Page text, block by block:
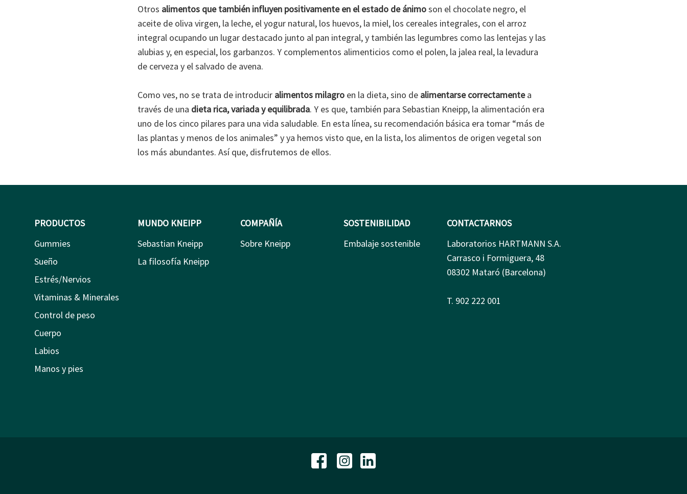
Otros alimentos que también influyen positivamente en el estado de ánimoson el chocolate negro, el
aceite de oliva virgen, la leche, el yogur natural, los huevos, la miel, los cereales integrales, con el arroz
integral ocupando un lugar destacado junto al pan integral, y también las legumbres como las lentejas y las
alubias y, en especial, los garbanzos. Y complementos alimenticios como el polen, la jalea real, la levadura
de cerveza y el salvado de avena.
Como ves, no se trata de introducir alimentos milagroen la dieta, sino de alimentarse correctamentea
través de una dieta rica, variada y equilibrada. Y es que, también para Sebastian Kneipp, la alimentación era
uno de los cinco pilares para una vida saludable. En esta línea, su recomendación básica era tomar “más de
las plantas y menos de los animales” y ya hemos visto que, en la lista, los alimentos de origen vegetal son
los más abundantes. Así que, disfrutemos de ellos.
PRODUCTOS
Gummies
Sueño
Estrés/Nervios
Vitaminas & Minerales
Control de peso
Cuerpo
Labios
Manos y pies
MUNDO KNEIPP
Sebastian Kneipp
La filosofía Kneipp
COMPAÑÍA
Sobre Kneipp
SOSTENIBILIDAD
Embalaje sostenible
CONTACTARNOS
Laboratorios HARTMANN S.A.
Carrasco i Formiguera, 48
08302 Mataró (Barcelona)
T. 902 222 001